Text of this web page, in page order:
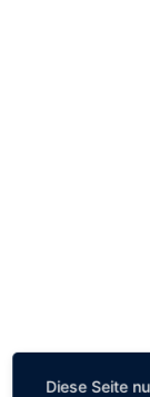
Diese Seite